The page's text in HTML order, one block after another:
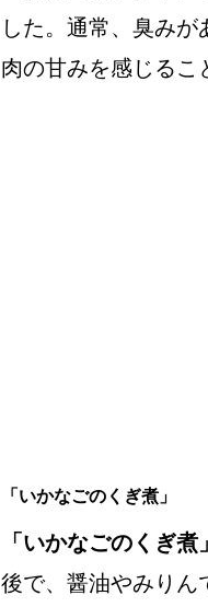
した。通常、臭みが
肉の甘みを感じるこ
「いかなごのくぎ煮」
「いかなごのくぎ煮」
後で、醤油やみりん